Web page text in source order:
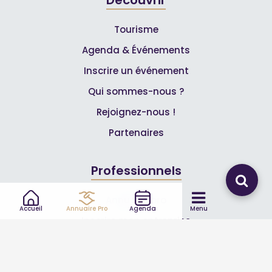
Accueil Annuaire Pro Agenda Menu
Tourisme
Agenda & Événements
Inscrire un événement
Qui sommes-nous ?
Rejoignez-nous !
Partenaires
Professionnels
Annuaire pro
Inscrire mon entreprise